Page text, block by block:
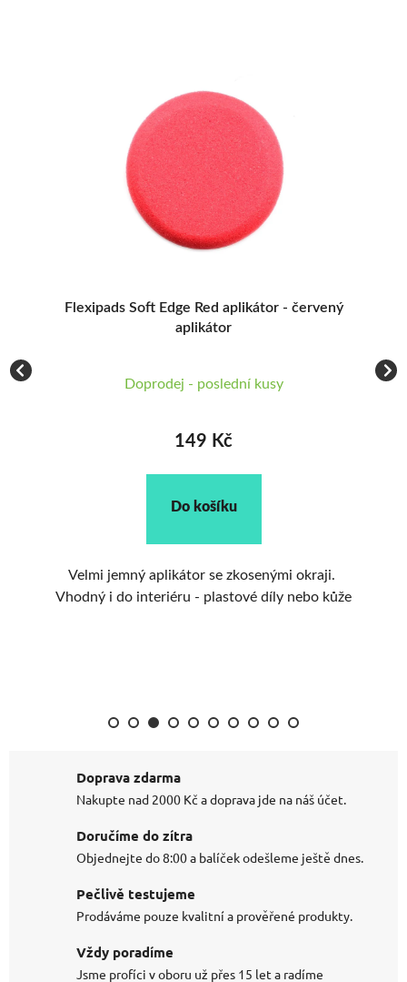
Flexipads Soft Edge Red aplikátor - červený
aplikátor
Doprodej - poslední kusy
149 Kč
Do košíku
Velmi jemný aplikátor se zkosenými okraji.
Vhodný i do interiéru - plastové díly nebo kůže
Doprava zdarma
Nakupte nad 2000 Kč a doprava jde na náš účet.
Doručíme do zítra
Objednejte do 8:00 a balíček odešleme ještě dnes.
Pečlivě testujeme
Prodáváme pouze kvalitní a prověřené produkty.
Vždy poradíme
Jsme profíci v oboru už přes 15 let a radíme